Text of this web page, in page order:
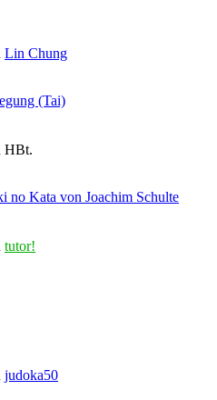
Lin Chung
(Tai)
HBt.
no Kata von Joachim Schulte
tutor!
judoka50